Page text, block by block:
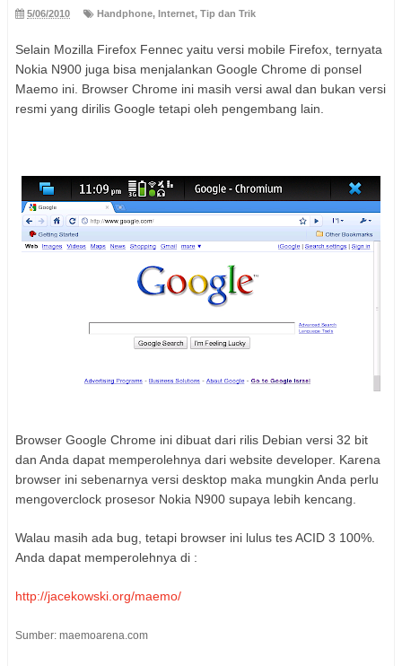
5/06/2010 Handphone, Internet, Tip dan Trik
Selain Mozilla Firefox Fennec yaitu versi mobile Firefox, ternyata
Nokia N900 juga bisa menjalankan Google Chrome di ponsel
Maemo ini. Browser Chrome ini masih versi awal dan bukan versi
resmi yang dirilis Google tetapi oleh pengembang lain.
Browser Google Chrome ini dibuat dari rilis Debian versi 32 bit
dan Anda dapat memperolehnya dari website developer. Karena
browser ini sebenarnya versi desktop maka mungkin Anda perlu
mengoverclock prosesor Nokia N900 supaya lebih kencang.
Walau masih ada bug, tetapi browser ini lulus tes ACID 3 100%.
Anda dapat memperolehnya di :
http://jacekowski.org/maemo/
Sumber: maemoarena.com